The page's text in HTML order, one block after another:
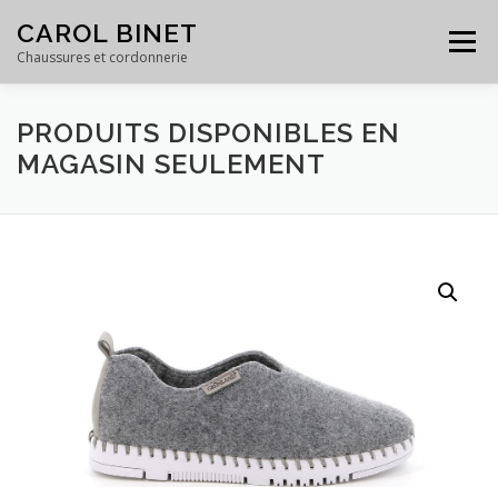
content
CAROL BINET
Chaussures et cordonnerie
Menu
ACCUEIL PRODUITS SERVICES GALERIE
PRODUITS DISPONIBLES EN
MAGASIN SEULEMENT